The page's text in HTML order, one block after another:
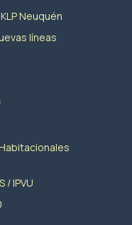
Neuquén
líneas
/ IPVU